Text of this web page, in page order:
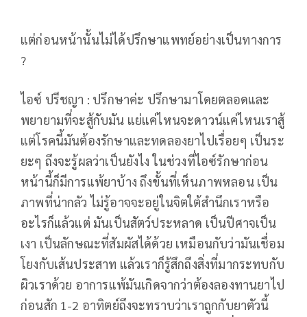
แต่ก่อนหน้านั้นไม่ได้ปรึกษาแพทย์อย่างเป็นทางการ
?
ไอซ์ ปรีชญา : ปรึกษาค่ะ ปรึกษามาโดยตลอดและ
พยายามที่จะสู้กับมัน แย่แค่ไหนจะดาวน์แค่ไหนเราสู้
แต่โรคนี้มันต้องรักษาและทดลองยาไปเรื่อยๆ เป็นระ
ยะๆ ถึงจะรู้ผลว่าเป็นยังไง ในช่วงที่ไอซ์รักษาก่อน
หน้านี้ก็มีการแพ้ยาบ้าง ถึงขั้นที่เห็นภาพหลอน เป็น
ภาพที่น่ากลัว ไม่รู้อาจจะอยู่ในจิตใต้สำนึกเราหรือ
อะไรก็แล้วแต่ มันเป็นสัตว์ประหลาด เป็นปีศาจเป็น
เงา เป็นลักษณะที่สัมผัสได้ด้วย เหมือนกับว่ามันเชื่อม
โยงกับเส้นประสาท แล้วเราก็รู้สึกถึงสิ่งที่มากระทบกับ
ผิวเราด้วย อาการแพ้มันเกิดจากว่าต้องลองทานยาไป
ก่อนสัก 1-2 อาทิตย์ถึงจะทราบว่าเราถูกกับยาตัวนี้